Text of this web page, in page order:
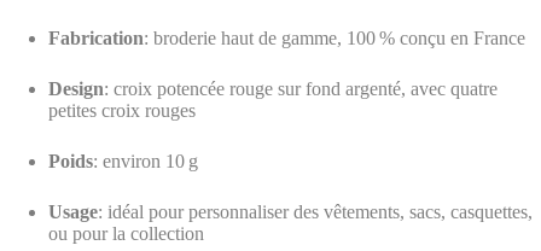
Fabrication: broderie haut de gamme, 100 % conçu en France
Design: croix potencée rouge sur fond argenté, avec quatre
petites croix rouges
Poids: environ 10 g
Usage: idéal pour personnaliser des vêtements, sacs, casquettes,
ou pour la collection